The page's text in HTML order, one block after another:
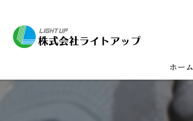
ホーム